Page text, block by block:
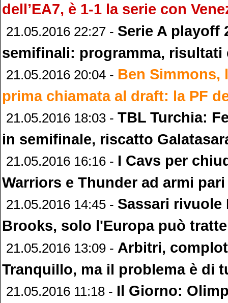
dell’EA7, è 1-1 la serie con
21.05.2016 22:27 - Serie A playoff
semifinali: programma, risultati
21.05.2016 20:04 - Ben Simmons,
prima chiamata al draft: la PF
21.05.2016 18:03 - TBL Turchia:
in semifinale, riscatto
21.05.2016 16:16 - I Cavs per
Warriors e Thunder ad armi pari
21.05.2016 14:45 - Sassari rivuole
Brooks, solo l'Europa può
21.05.2016 13:09 - Arbitri,
Tranquillo, ma il problema è di
21.05.2016 11:18 - Il Giorno: